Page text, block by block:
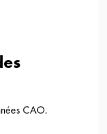
CAO.